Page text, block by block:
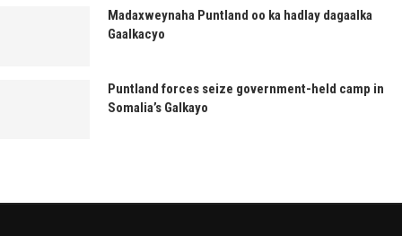
Madaxweynaha Puntland oo ka hadlay dagaalka
Gaalkacyo
Puntland forces seize government-held camp in
Somalia’s Galkayo